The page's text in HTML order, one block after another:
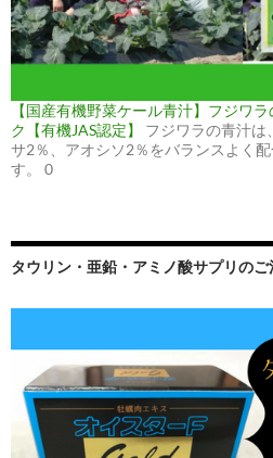
【国産有機野菜ケール青汁】フジワ
ク【有機JAS認定】
フジワラの青汁は
サ2％、アオシソ2％をバランスよく
す。 0
タウリン・亜鉛・アミノ酸サプリのご